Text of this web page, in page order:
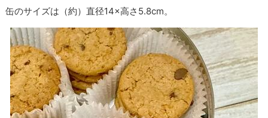
缶のサイズは（約）直径14×高さ5.8cm。